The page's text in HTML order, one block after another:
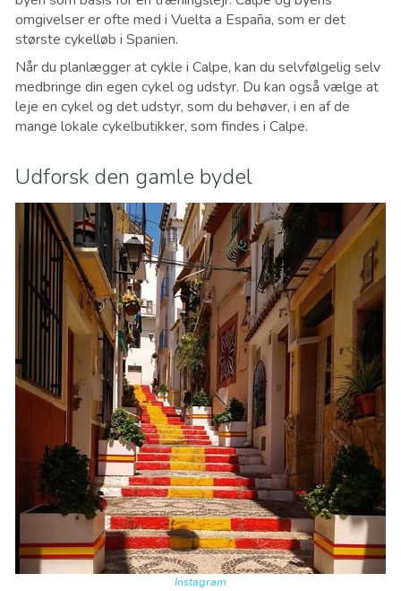
omgivelser er ofte med i Vuelta a España, som er det
største cykelløb i Spanien.
Når du planlægger at cykle i Calpe, kan du selvfølgelig selv
medbringe din egen cykel og udstyr. Du kan også vælge at
leje en cykel og det udstyr, som du behøver, i en af de
mange lokale cykelbutikker, som findes i Calpe.
Udforsk den gamle bydel
Instagram